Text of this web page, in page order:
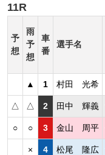
11R
予
想
雨
予
想
車
番
選手名
▲ 1 村田 光希
△ △ 2 田中 輝義
○ ○ 3 金山 周平
× 4 松尾 隆広